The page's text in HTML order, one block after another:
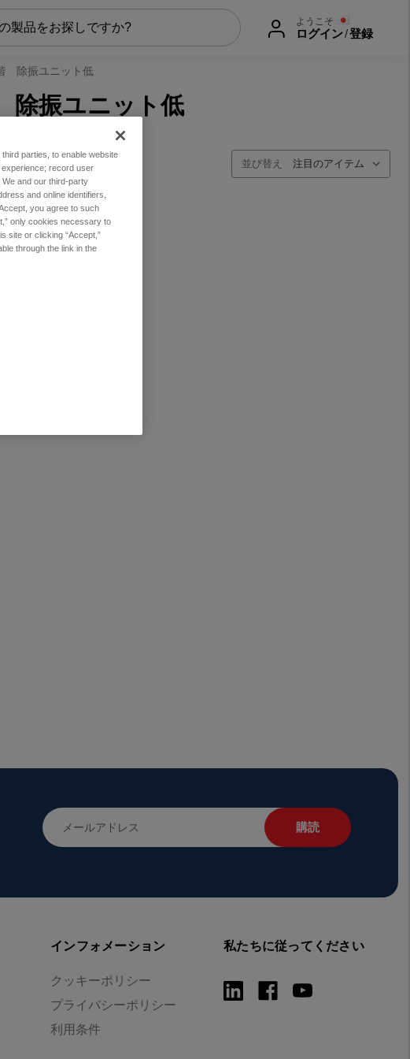
ようこそ
ログイン/登録
除振ユニット低
振ユニット低
並び替え
メ
ー
インフォメーション
クッキーポリシー
プライバシーポリシー
利用条件
私たちに従ってください
parties, to enable website
record user
and our third-party
and online identifiers,
you agree to such
only cookies necessary to
site or clicking “Accept,”
through the link in the